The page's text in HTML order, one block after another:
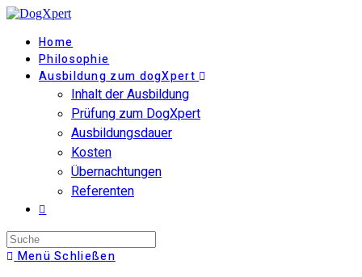
Zum
springenHome
Philosophie
Ausbildung zum dogXpert
Inhalt der Ausbildung
Prüfung zum DogXpert
Ausbildungsdauer
Kosten
Übernachtungen
Referenten
Suche
nach:
Menü Schließen